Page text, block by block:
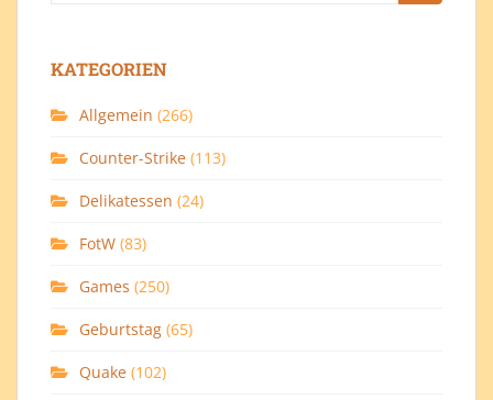
KATEGORIEN
Allgemein (266)
Counter-Strike (113)
Delikatessen (24)
FotW (83)
Games (250)
Geburtstag (65)
Quake (102)